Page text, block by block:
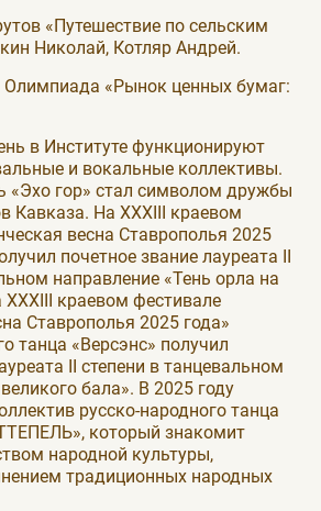
«Путешествие по сельским
Николай, Котляр Андрей.
Олимпиада «Рынок ценных бумаг:
в Институте функционируют
и вокальные коллективы.
«Эхо гор» стал символом дружбы
Кавказа. На XXXIII краевом
весна Ставрополья 2025
почетное звание лауреата II
направление «Тень орла на
краевом фестивале
Ставрополья 2025 года»
танца «Версэнс» получил
II степени в танцевальном
бала». В 2025 году
русско-народного танца
который знакомит
народной культуры,
традиционных народных